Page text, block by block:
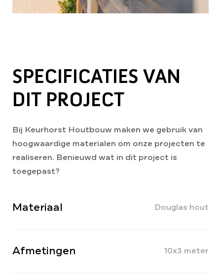
SPECIFICATIES VAN
DIT PROJECT
Bij Keurhorst Houtbouw maken we gebruik van
hoogwaardige materialen om onze projecten te
realiseren. Benieuwd wat in dit project is
toegepast?
Materiaal Douglas hout
Afmetingen 10x3 meter